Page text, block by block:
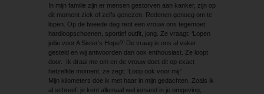
In mijn familie zijn er mensen gestorven aan kanker, zijn op
dit moment ziek of zelfs genezen. Redenen genoeg om te
lopen. Op de tweede dag rent een vrouw ons tegemoet:
hardloopschoenen, sportief outfit, jong. Ze vraagt: ‘Lopen
jullie voor A Sister’s Hope?’ De vraag is ons al vaker
gesteld en wij antwoorden dan ook enthousiast. Ze loopt
door. Ik draai me om en de vrouw doet dit op exact
hetzelfde moment, ze zegt: ‘Loop ook voor mij!’
Mijn kilometers doe ik met haar in mijn gedachten. Zoals ik
al schreef: je kent allemaal wel iemand in je omgeving,